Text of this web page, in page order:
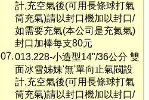
計,充空氣後(可用長條球打氣
筒充氣)請以封口機加以封口/
如需要充氣(本公司是充氮氣)
封口加棒每支80元
07.013.228-小造型14"/36公分 雙
面冰雪姊妹'無'單向止氣閥設
計,充空氣後(可用長條球打氣
筒充氣)請以封口機加以封口/